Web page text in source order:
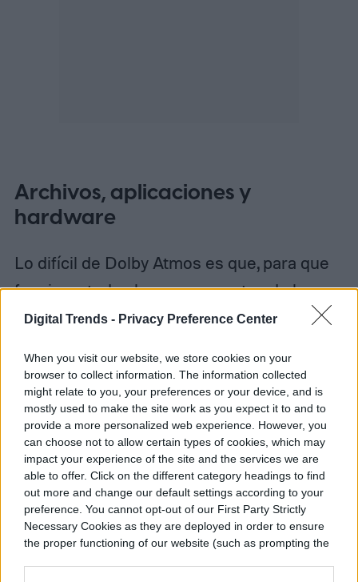
Digital Trends - Privacy Preference Center
When you visit our website, we store cookies on your
browser to collect information. The information collected
might relate to you, your preferences or your device, and is
mostly used to make the site work as you expect it to and to
provide a more personalized web experience. However, you
can choose not to allow certain types of cookies, which may
impact your experience of the site and the services we are
able to offer. Click on the different category headings to find
out more and change our default settings according to your
preference. You cannot opt-out of our First Party Strictly
Necessary Cookies as they are deployed in order to ensure
the proper functioning of our website (such as prompting the
Archivos, aplicaciones y
hardware
Lo difícil de Dolby Atmos es que, para que
funcione, todos los componentes de la
configuración de tu sistema de cine en
Atmos. En otras palabras:
La película que se está reproduciendo,
ya sea física, descargada o transmitida
por secuencias, debe codificarse con
Dolby Atmos (a través de Dolby TrueHD
o Dolby Digital Plus).
El hardware en el que se está